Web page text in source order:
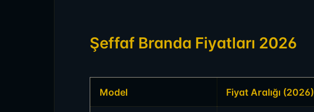
Şeffaf Branda Fiyatları 2026
Model Fiyat Aralığı (2026)